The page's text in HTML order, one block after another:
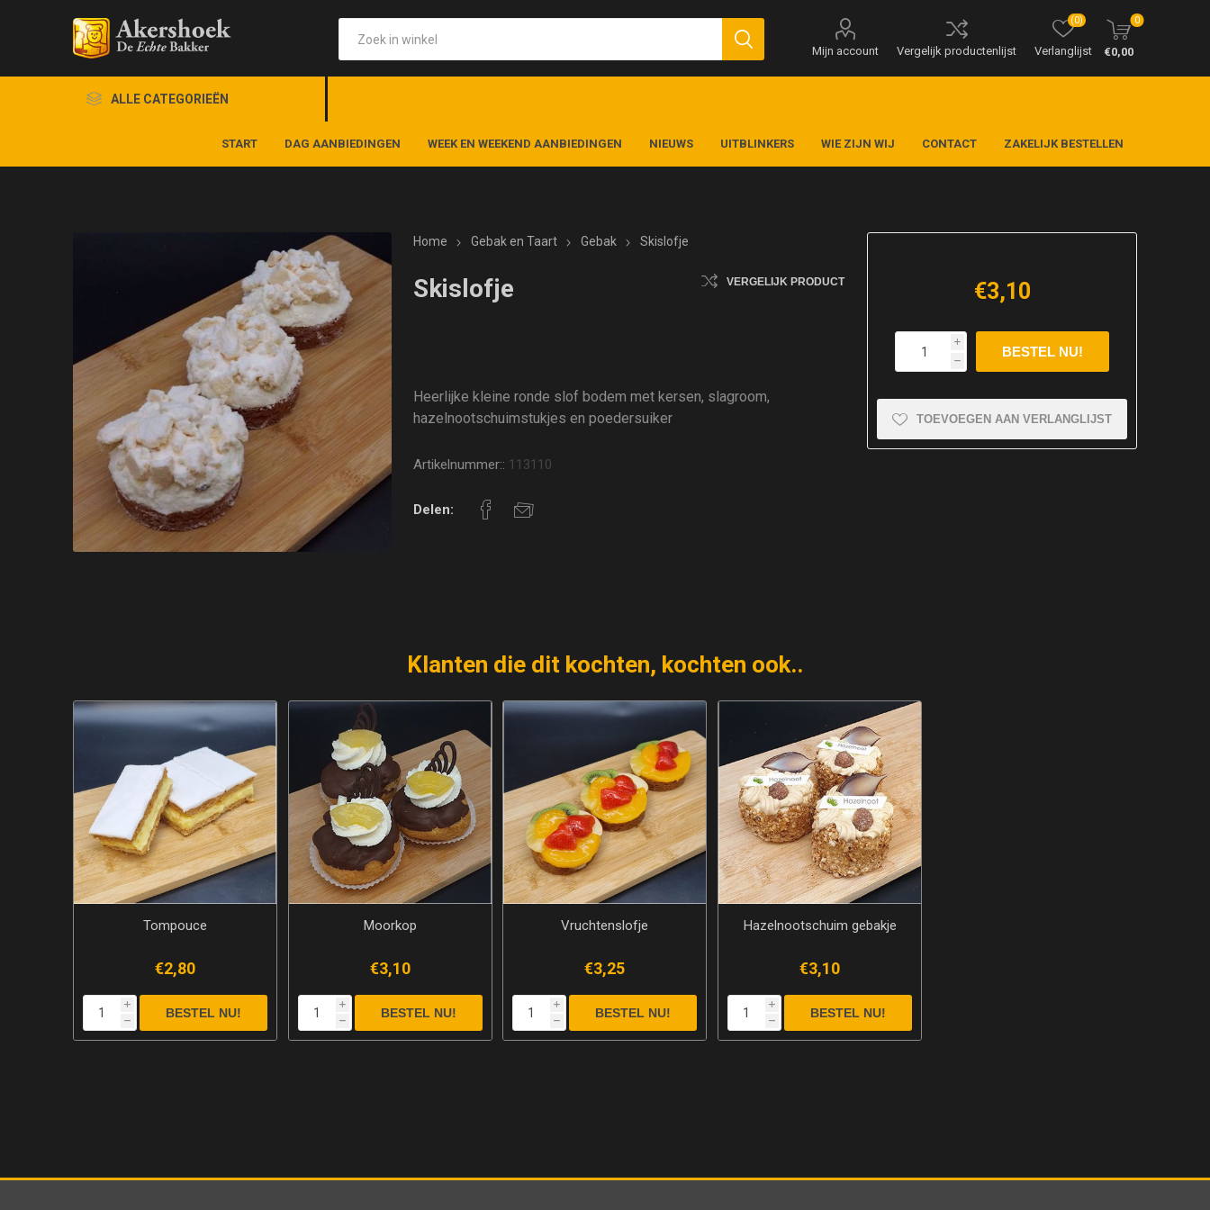
Mijn account Vergelijk productenlijst Verlanglijst
(0) 0
€0,00
ALLE CATEGORIEËN
START DAG AANBIEDINGEN WEEK EN WEEKEND AANBIEDINGEN NIEUWS UITBLINKERS WIE ZIJN WIJ CONTACT ZAKELIJK BESTELLEN
Home Gebak en Taart Gebak Skislofje
Skislofje VERGELIJK PRODUCT
Heerlijke kleine ronde slof bodem met kersen, slagroom,
hazelnootschuimstukjes en poedersuiker
Artikelnummer:: 113110
Delen:
€3,10
i
h
TOEVOEGEN AAN VERLANGLIJST
Klanten die dit kochten, kochten ook..
Tompouce
€2,80
i
h
Moorkop
€3,10
i
h
Vruchtenslofje
€3,25
i
h
Hazelnootschuim gebakje
€3,10
i
h